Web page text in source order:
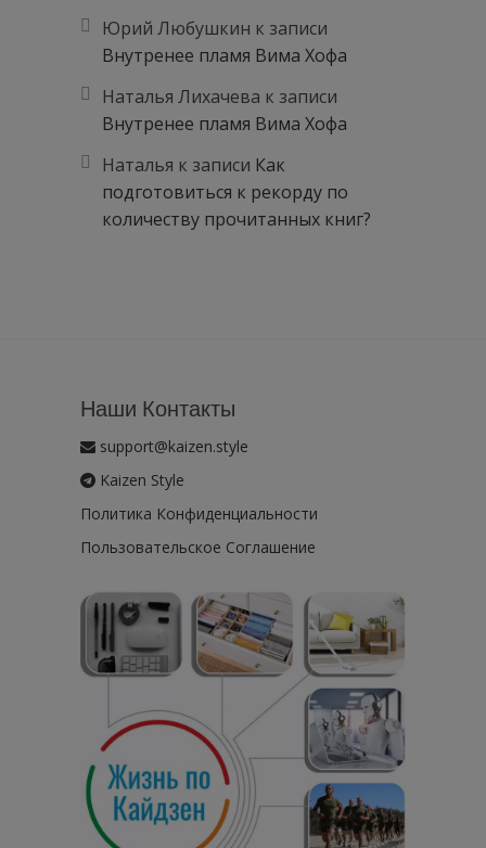
Юрий Любушкин к записи
Внутренее пламя Вима Хофа
Наталья Лихачева к записи
Внутренее пламя Вима Хофа
Наталья к записи Как
подготовиться к рекорду по
количеству прочитанных книг?
Наши Контакты
support@kaizen.style
Kaizen Style
Политика Конфиденциальности
Пользовательское Соглашение